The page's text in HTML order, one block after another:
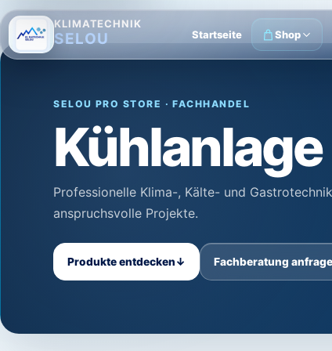
KLIMATECHNIK
SELOU Startseite Shop
SELOU PRO STORE · FACHHANDEL
Kühlanlage
Professionelle Klima-, Kälte- und
anspruchsvolle Projekte.
Produkte entdecken↓ Fachberatung